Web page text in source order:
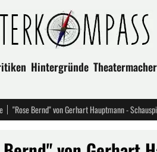
Hintergründe Theatermacher
"Rose Bernd" von Gerhart Hauptmann -